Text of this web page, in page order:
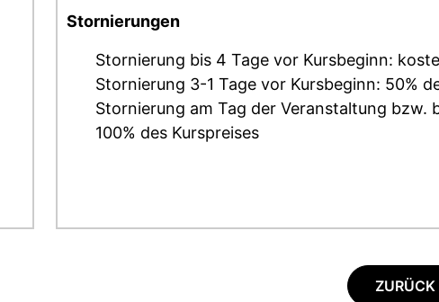
Stornierungen
Stornierung bis 4 Tage vor Kursbeginn:
Stornierung 3-1 Tage vor Kursbeginn: 50%
Stornierung am Tag der Veranstaltung bzw.
100% des Kurspreises